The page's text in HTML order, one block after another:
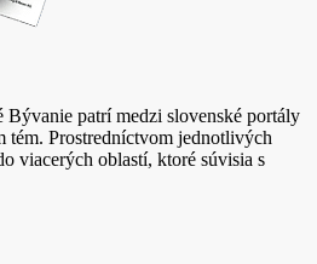
patrí medzi slovenské portály
tém. Prostredníctvom jednotlivých
viacerých oblastí, ktoré súvisia s